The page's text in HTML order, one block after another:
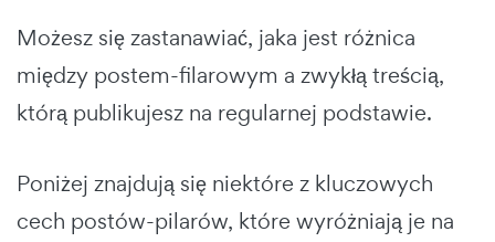
Możesz się zastanawiać, jaka jest różnica
między postem-filarowym a zwykłą treścią,
którą publikujesz na regularnej podstawie.
Poniżej znajdują się niektóre z kluczowych
cech postów-pilarów, które wyróżniają je na